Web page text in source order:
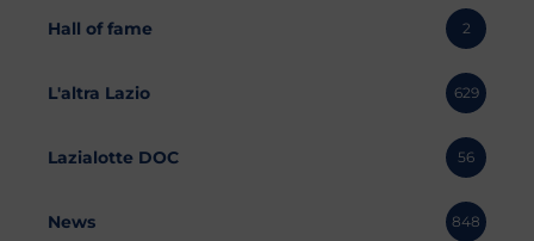
Hall of fame 2
L'altra Lazio 629
Lazialotte DOC 56
News 848